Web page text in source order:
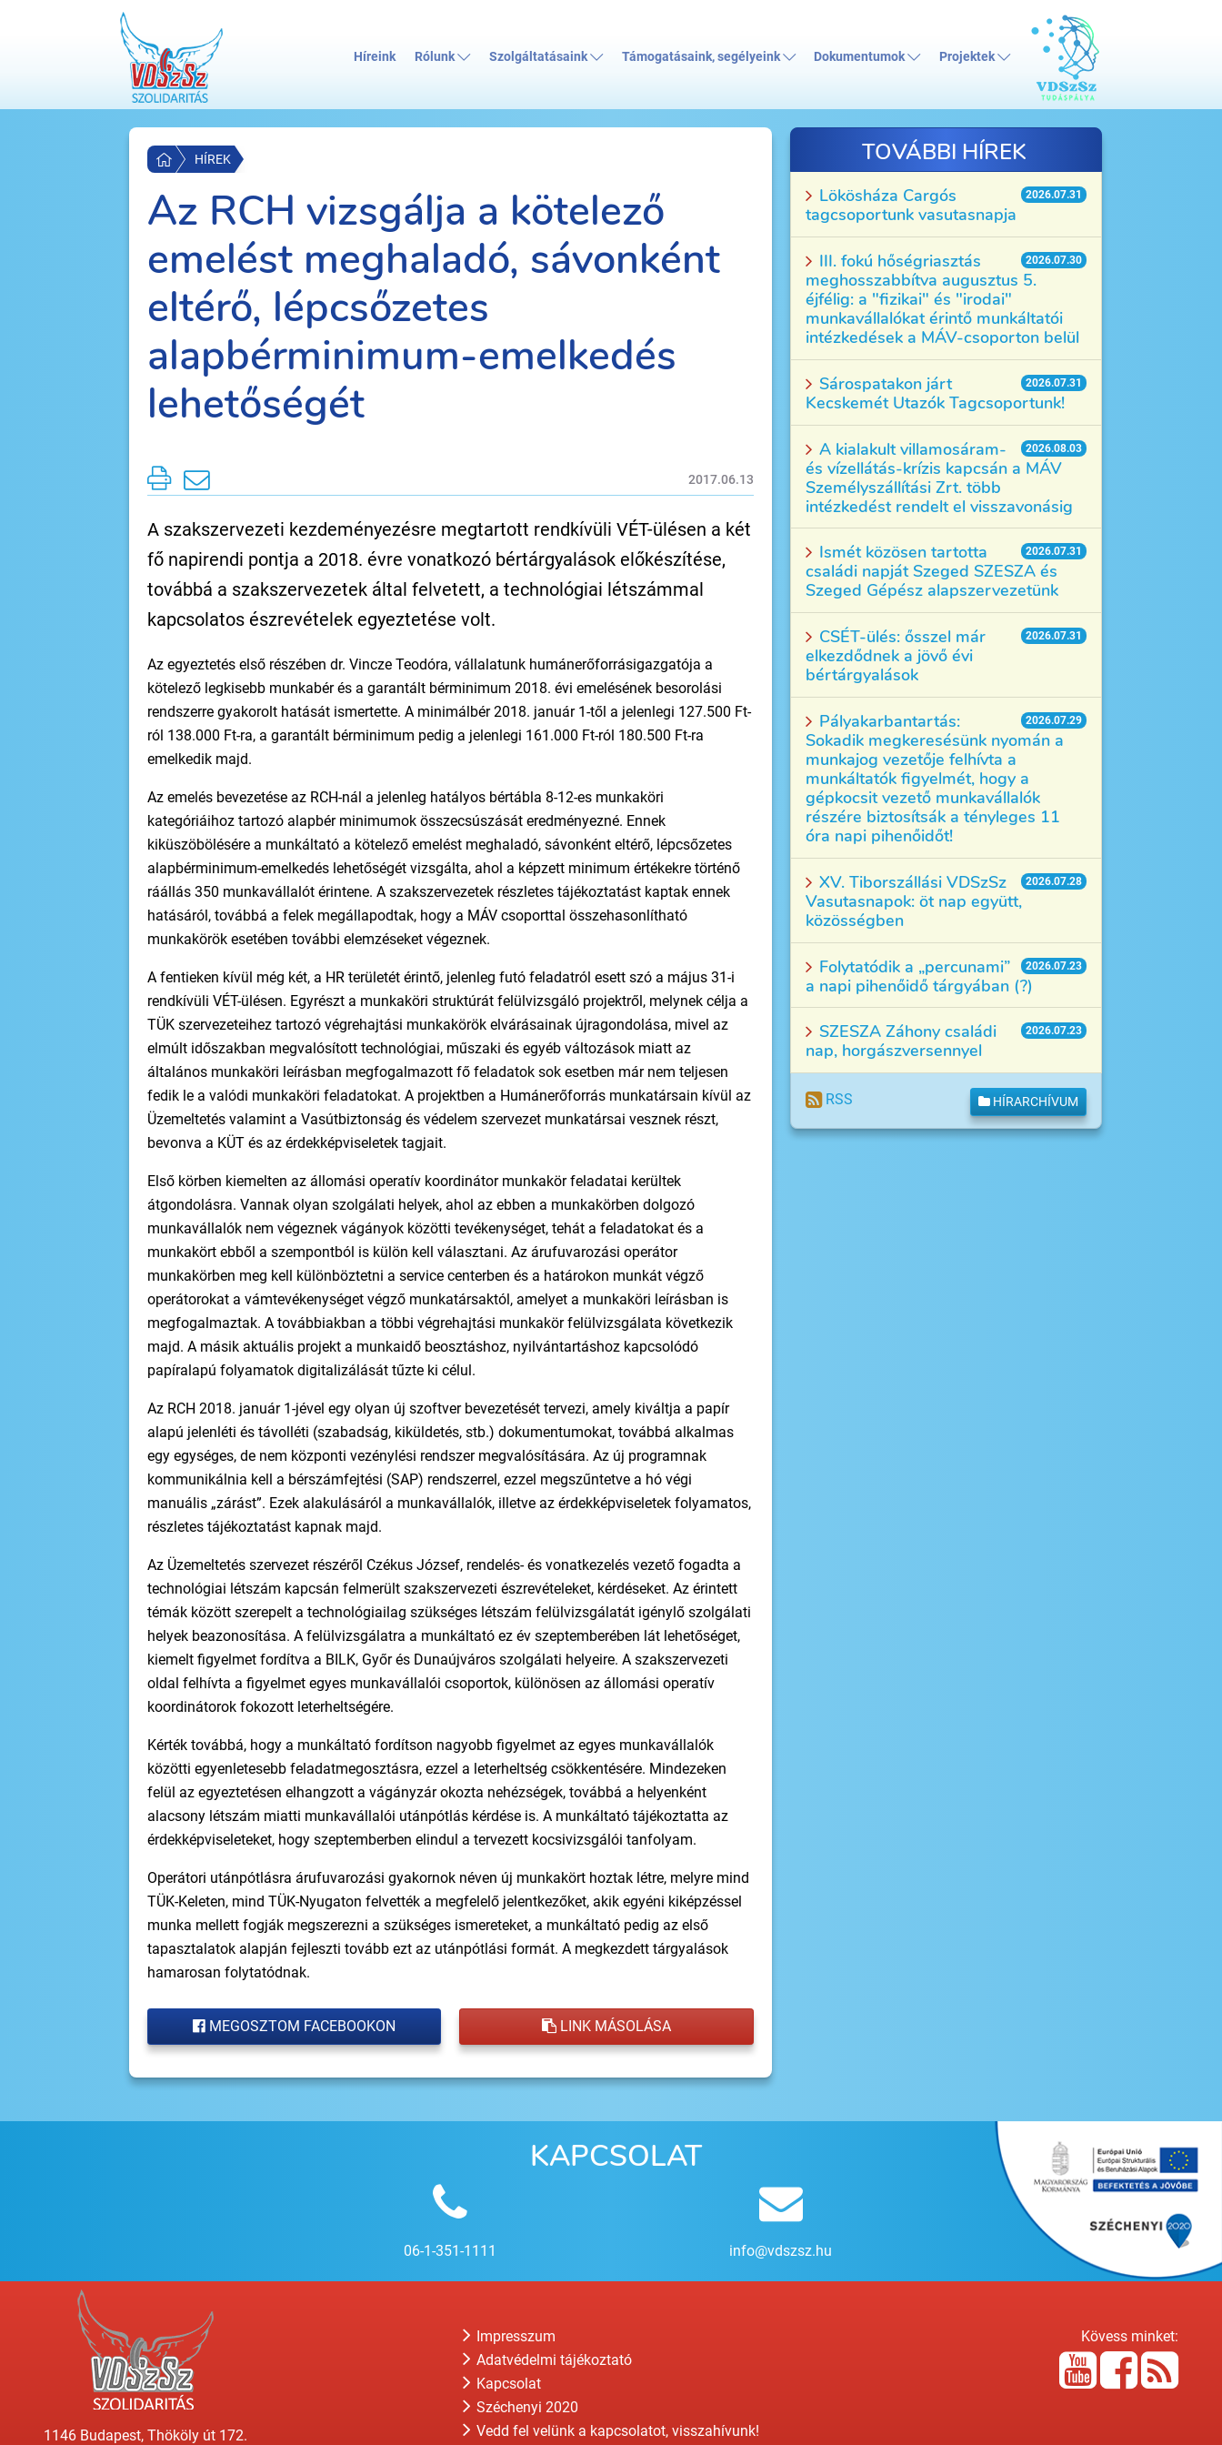
Híreink Rólunk Szolgáltatásaink Támogatásaink, segélyeink Dokumentumok Projektek
HÍREK
Az RCH vizsgálja a kötelező
emelést meghaladó, sávonként
eltérő, lépcsőzetes
alapbérminimum-emelkedés
lehetőségét
2017.06.13
A szakszervezeti kezdeményezésre megtartott rendkívüli VÉT-ülésen a két
fő napirendi pontja a 2018. évre vonatkozó bértárgyalások előkészítése,
továbbá a szakszervezetek által felvetett, a technológiai létszámmal
kapcsolatos észrevételek egyeztetése volt.
Az egyeztetés első részében dr. Vincze Teodóra, vállalatunk humánerőforrásigazgatója a
kötelező legkisebb munkabér és a garantált bérminimum 2018. évi emelésének besorolási
rendszerre gyakorolt hatását ismertette. A minimálbér 2018. január 1-től a jelenlegi 127.500 Ft-
ról 138.000 Ft-ra, a garantált bérminimum pedig a jelenlegi 161.000 Ft-ról 180.500 Ft-ra
emelkedik majd.
Az emelés bevezetése az RCH-nál a jelenleg hatályos bértábla 8-12-es munkaköri
kategóriáihoz tartozó alapbér minimumok összecsúszását eredményezné. Ennek
kiküszöbölésére a munkáltató a kötelező emelést meghaladó, sávonként eltérő, lépcsőzetes
alapbérminimum-emelkedés lehetőségét vizsgálta, ahol a képzett minimum értékekre történő
ráállás 350 munkavállalót érintene. A szakszervezetek részletes tájékoztatást kaptak ennek
hatásáról, továbbá a felek megállapodtak, hogy a MÁV csoporttal összehasonlítható
munkakörök esetében további elemzéseket végeznek.
A fentieken kívül még két, a HR területét érintő, jelenleg futó feladatról esett szó a május 31-i
rendkívüli VÉT-ülésen. Egyrészt a munkaköri struktúrát felülvizsgáló projektről, melynek célja a
TÜK szervezeteihez tartozó végrehajtási munkakörök elvárásainak újragondolása, mivel az
elmúlt időszakban megvalósított technológiai, műszaki és egyéb változások miatt az
általános munkaköri leírásban megfogalmazott fő feladatok sok esetben már nem teljesen
fedik le a valódi munkaköri feladatokat. A projektben a Humánerőforrás munkatársain kívül az
Üzemeltetés valamint a Vasútbiztonság és védelem szervezet munkatársai vesznek részt,
bevonva a KÜT és az érdekképviseletek tagjait.
Első körben kiemelten az állomási operatív koordinátor munkakör feladatai kerültek
átgondolásra. Vannak olyan szolgálati helyek, ahol az ebben a munkakörben dolgozó
munkavállalók nem végeznek vágányok közötti tevékenységet, tehát a feladatokat és a
munkakört ebből a szempontból is külön kell választani. Az árufuvarozási operátor
munkakörben meg kell különböztetni a service centerben és a határokon munkát végző
operátorokat a vámtevékenységet végző munkatársaktól, amelyet a munkaköri leírásban is
megfogalmaztak. A továbbiakban a többi végrehajtási munkakör felülvizsgálata következik
majd. A másik aktuális projekt a munkaidő beosztáshoz, nyilvántartáshoz kapcsolódó
papíralapú folyamatok digitalizálását tűzte ki célul.
Az RCH 2018. január 1-jével egy olyan új szoftver bevezetését tervezi, amely kiváltja a papír
alapú jelenléti és távolléti (szabadság, kiküldetés, stb.) dokumentumokat, továbbá alkalmas
egy egységes, de nem központi vezénylési rendszer megvalósítására. Az új programnak
kommunikálnia kell a bérszámfejtési (SAP) rendszerrel, ezzel megszűntetve a hó végi
manuális „zárást”. Ezek alakulásáról a munkavállalók, illetve az érdekképviseletek folyamatos,
részletes tájékoztatást kapnak majd.
Az Üzemeltetés szervezet részéről Czékus József, rendelés- és vonatkezelés vezető fogadta a
technológiai létszám kapcsán felmerült szakszervezeti észrevételeket, kérdéseket. Az érintett
témák között szerepelt a technológiailag szükséges létszám felülvizsgálatát igénylő szolgálati
helyek beazonosítása. A felülvizsgálatra a munkáltató ez év szeptemberében lát lehetőséget,
kiemelt figyelmet fordítva a BILK, Győr és Dunaújváros szolgálati helyeire. A szakszervezeti
oldal felhívta a figyelmet egyes munkavállalói csoportok, különösen az állomási operatív
koordinátorok fokozott leterheltségére.
Kérték továbbá, hogy a munkáltató fordítson nagyobb figyelmet az egyes munkavállalók
közötti egyenletesebb feladatmegosztásra, ezzel a leterheltség csökkentésére. Mindezeken
felül az egyeztetésen elhangzott a vágányzár okozta nehézségek, továbbá a helyenként
alacsony létszám miatti munkavállalói utánpótlás kérdése is. A munkáltató tájékoztatta az
érdekképviseleteket, hogy szeptemberben elindul a tervezett kocsivizsgálói tanfolyam.
Operátori utánpótlásra árufuvarozási gyakornok néven új munkakört hoztak létre, melyre mind
TÜK-Keleten, mind TÜK-Nyugaton felvették a megfelelő jelentkezőket, akik egyéni kiképzéssel
munka mellett fogják megszerezni a szükséges ismereteket, a munkáltató pedig az első
tapasztalatok alapján fejleszti tovább ezt az utánpótlási formát. A megkezdett tárgyalások
hamarosan folytatódnak.
MEGOSZTOM FACEBOOKON LINK MÁSOLÁSA
TOVÁBBI HÍREK
2026.07.31
Lökösháza Cargós
tagcsoportunk vasutasnapja
2026.07.30
III. fokú hőségriasztás
meghosszabbítva augusztus 5.
éjfélig: a "fizikai" és "irodai"
munkavállalókat érintő munkáltatói
intézkedések a MÁV-csoporton belül
2026.07.31
Sárospatakon járt
Kecskemét Utazók Tagcsoportunk!
2026.08.03
A kialakult villamosáram-
és vízellátás-krízis kapcsán a MÁV
Személyszállítási Zrt. több
intézkedést rendelt el visszavonásig
2026.07.31
Ismét közösen tartotta
családi napját Szeged SZESZA és
Szeged Gépész alapszervezetünk
2026.07.31
CSÉT-ülés: ősszel már
elkezdődnek a jövő évi
bértárgyalások
2026.07.29
Pályakarbantartás:
Sokadik megkeresésünk nyomán a
munkajog vezetője felhívta a
munkáltatók figyelmét, hogy a
gépkocsit vezető munkavállalók
részére biztosítsák a tényleges 11
óra napi pihenőidőt!
2026.07.28
XV. Tiborszállási VDSzSz
Vasutasnapok: öt nap együtt,
közösségben
2026.07.23
Folytatódik a „percunami”
a napi pihenőidő tárgyában (?)
2026.07.23
SZESZA Záhony családi
nap, horgászversennyel
RSS HÍRARCHÍVUM
KAPCSOLAT
06-1-351-1111 info@vdszsz.hu
1146 Budapest, Thököly út 172.
Impresszum
Adatvédelmi tájékoztató
Kapcsolat
Széchenyi 2020
Vedd fel velünk a kapcsolatot, visszahívunk!
Kövess minket: